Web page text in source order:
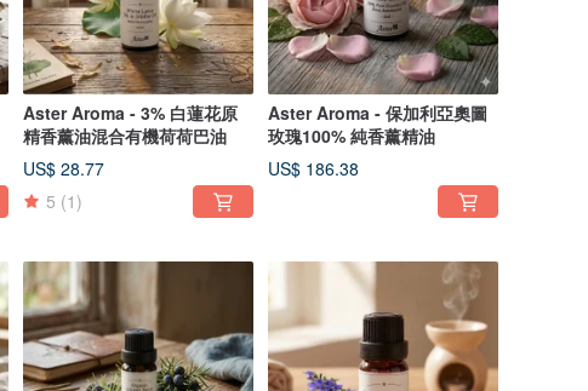
Aster Aroma - 3% 白蓮花原
精香薰油混合有機荷荷巴油
US$ 28.77
5 (1)
Aster Aroma - 保加利亞奧圖
玫瑰100% 純香薰精油
US$ 186.38